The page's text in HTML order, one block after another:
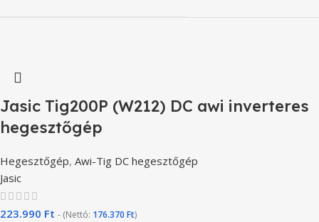
Jasic Tig200P (W212) DC awi inverteres
hegesztőgép
Hegesztőgép, Awi-Tig DC hegesztőgép
Jasic
223.990 Ft - (Nettó: 176.370 Ft)